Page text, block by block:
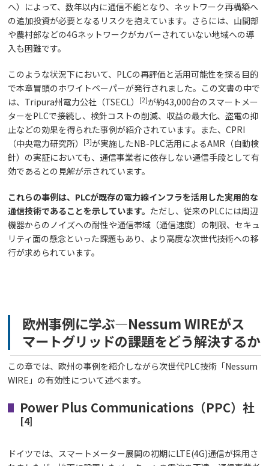
へ）によって、数年以内に通信不能となり、ネットワーク再構築へ
の追加投資が必要となるリスクを抱えています。さらには、山間部
や農村部などの4Gネットワークがカバーされていない地域への導
入も困難です。
このような状況下において、PLCの再評価と活用可能性を探る目的
で本章冒頭のホワイトペーパーが発行されました。この文書の中で
は、Tripura州電力公社（TSECL）
[2]が約43,000台のスマートメー
ターをPLCで接続し、検針コストの削減、収益の最大化、盗電の抑
止などの効果を得られた事例が紹介されています。また、CPRI
（中央電力研究所）
[3]が実施したNB-PLC活用によるAMR（自動検
針）の実証においても、通信事業者に依存しない通信手段として有
効であるとの見解が示されています。
これらの事例は、PLCが既存の電力線インフラを活用した実用的な
通信技術であることを示しています。 ただし、従来のPLCには周辺
機器からのノイズへの耐性や通信帯域（通信速度）の制限、セキュ
リティ面の懸念といった課題もあり、より高度な次世代技術への移
行が求められています。
欧州事例に学ぶ―Nessum WIREがス
マートグリッドの課題をどう解決するか
この章では、欧州の事例を紹介しながら次世代PLC技術「Nessum
WIRE」の有効性について述べます。
Power Plus Communications（PPC）社
[4]
ドイツでは、スマートメーター展開の初期にLTE(4G)通信が採用さ